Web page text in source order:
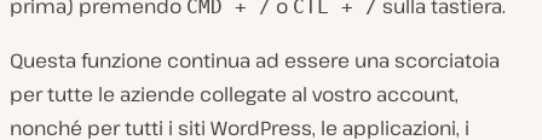
prima) premendo CMD + / o CTL + / sulla tastiera.
Questa funzione continua ad essere una scorciatoia
per tutte le aziende collegate al vostro account,
nonché per tutti i siti WordPress, le applicazioni, i